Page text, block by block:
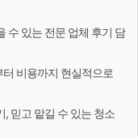
수 있는 전문 업체 후기 담
비용까지 현실적으로
, 믿고 맡길 수 있는 청소